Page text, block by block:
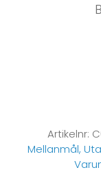
Artikelnr:
Mellanmål,